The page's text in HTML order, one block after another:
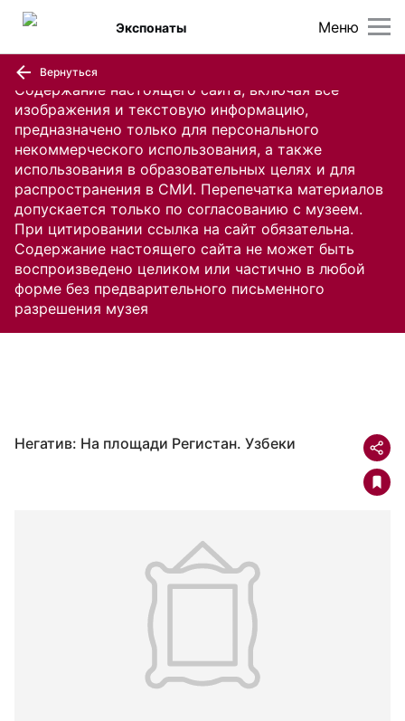
Содержание настоящего сайта, включая все
изображения и текстовую информацию,
предназначено только для персонального
некоммерческого использования, а также
использования в образовательных целях и для
распространения в СМИ. Перепечатка материалов
допускается только по согласованию с музеем.
При цитировании ссылка на сайт обязательна.
Содержание настоящего сайта не может быть
воспроизведено целиком или частично в любой
форме без предварительного письменного
разрешения музея
Меню
Экспонаты
Вернуться
Негатив: На площади Регистан. Узбеки